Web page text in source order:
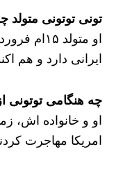
تونی توتونی
ایرانی دارد و هم
چه هنگامی توتونی
او و خانواده اش،
امریکا مهاجرت